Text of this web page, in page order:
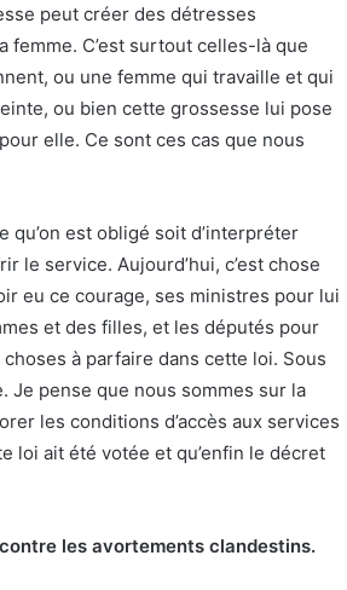
peut créer des détresses
C’est surtout celles-là que
ou une femme qui travaille et qui
ou bien cette grossesse lui pose
elle. Ce sont ces cas que nous
qu’on est obligé soit d’interpréter
le service. Aujourd’hui, c’est chose
eu ce courage, ses ministres pour lui
et des filles, et les députés pour
à parfaire dans cette loi. Sous
Je pense que nous sommes sur la
les conditions d’accès aux services
loi ait été votée et qu’enfin le décret
les avortements clandestins.